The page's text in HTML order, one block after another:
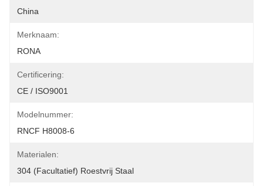
China
Merknaam:
RONA
Certificering:
CE / ISO9001
Modelnummer:
RNCF H8008-6
Materialen:
304 (Facultatief) Roestvrij Staal